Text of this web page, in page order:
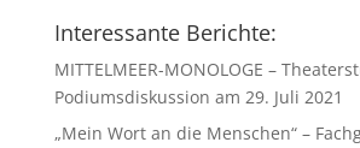
Interessante Berichte:
MITTELMEER-MONOLOGE –
Podiumsdiskussion am 29. Juli 2021
„Mein Wort an die Menschen“ –